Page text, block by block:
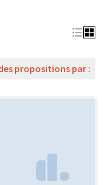
propositions par :